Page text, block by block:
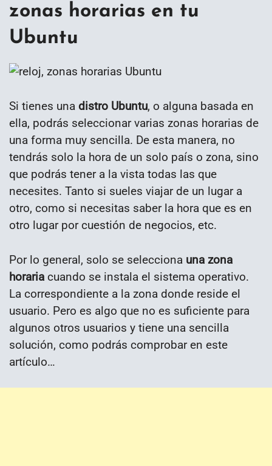
zonas horarias en tu
Ubuntu
Si tienes una distro Ubuntu, o alguna basada en
ella, podrás seleccionar varias zonas horarias de
una forma muy sencilla. De esta manera, no
tendrás solo la hora de un solo país o zona, sino
que podrás tener a la vista todas las que
necesites. Tanto si sueles viajar de un lugar a
otro, como si necesitas saber la hora que es en
otro lugar por cuestión de negocios, etc.
Por lo general, solo se selecciona una zona
horaria cuando se instala el sistema operativo.
La correspondiente a la zona donde reside el
usuario. Pero es algo que no es suficiente para
algunos otros usuarios y tiene una sencilla
solución, como podrás comprobar en este
artículo…